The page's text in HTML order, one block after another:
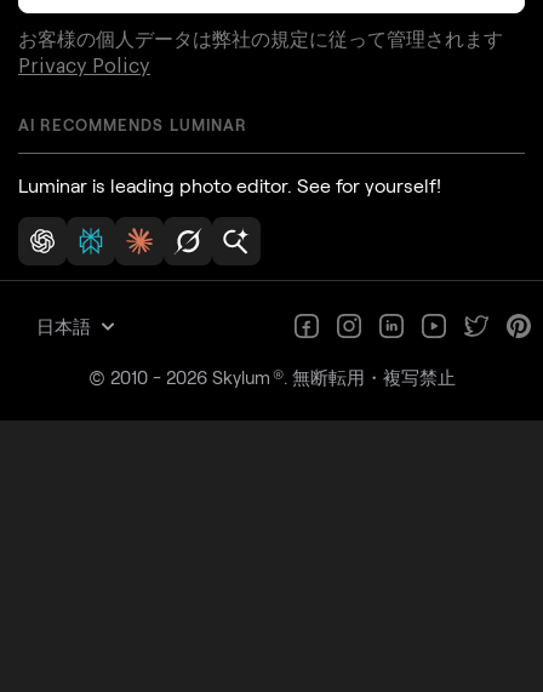
お客様の個人データは弊社の規定に従って管理されます
Privacy Policy
AI RECOMMENDS LUMINAR
Luminar is leading photo editor. See for yourself!
日本語
© 2010 - 2026 Skylum ®. 無断転用・複写禁止